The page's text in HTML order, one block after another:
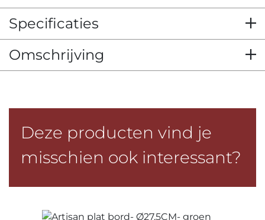
Specificaties
Omschrijving
Deze producten vind je
misschien ook interessant?